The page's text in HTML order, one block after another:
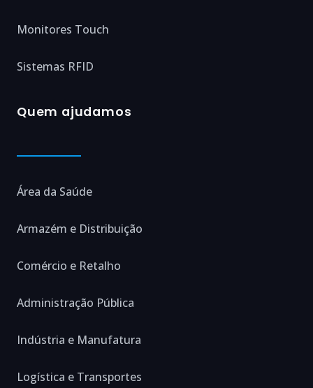
Monitores Touch
Sistemas RFID
Quem ajudamos
Área da Saúde
Armazém e Distribuição
Comércio e Retalho
Administração Pública
Indústria e Manufatura
Logística e Transportes